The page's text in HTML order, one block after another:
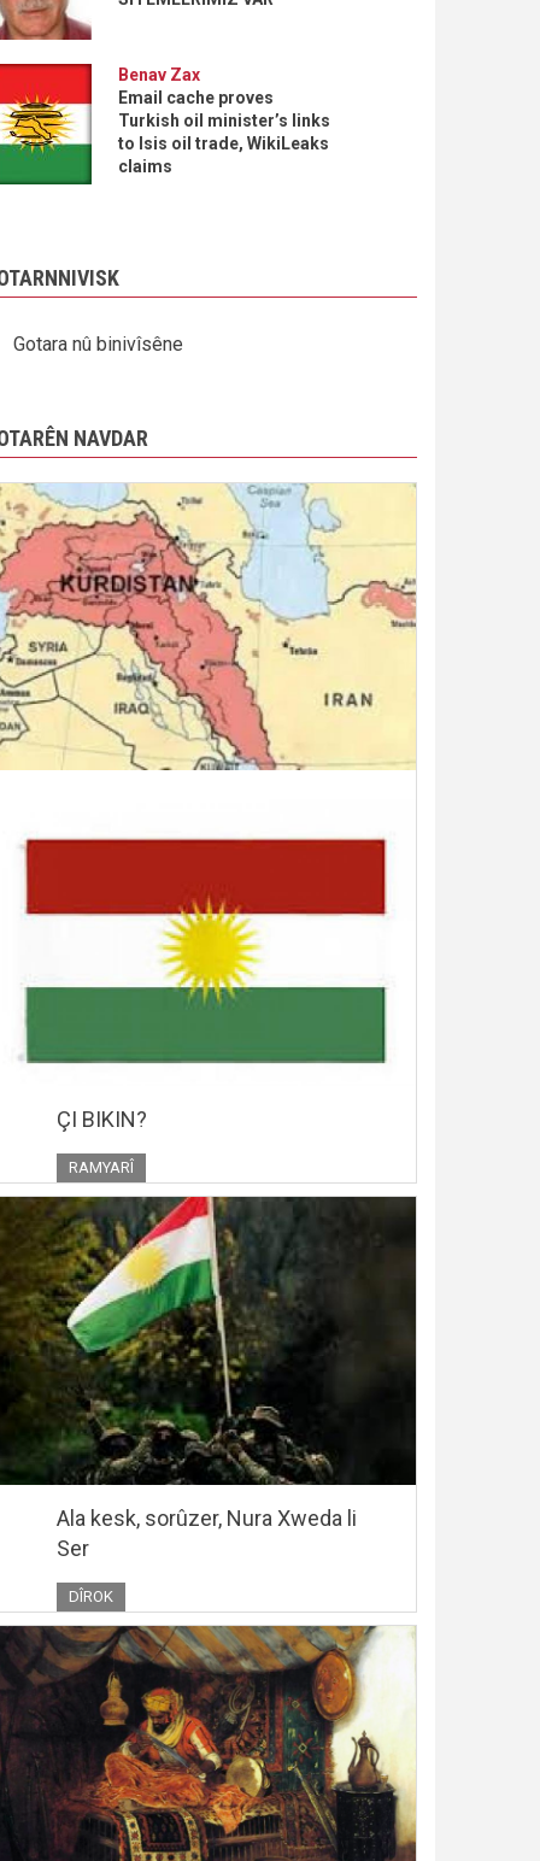
Benav Zax
Email cache proves
Turkish oil minister’s links
to Isis oil trade, WikiLeaks
claims
Gotara nû binivîsêne
NAVDAR
ÇI BIKIN?
RAMYARÎ
Ala kesk, sorûzer, Nura Xweda li
Ser
DÎROK